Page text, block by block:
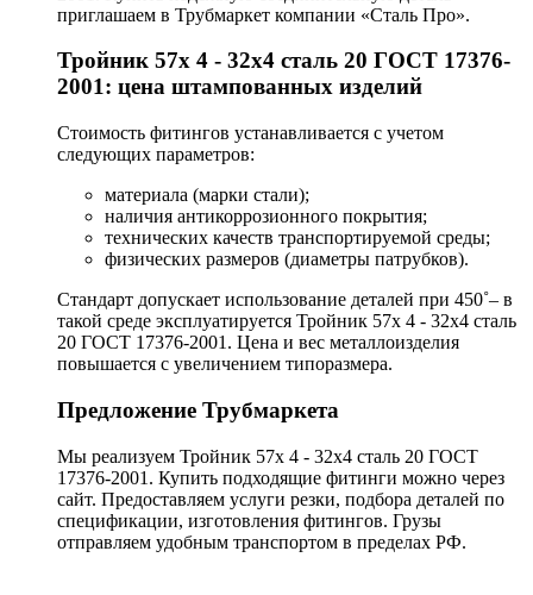
приглашаем в Трубмаркет компании «Сталь Про».
Тройник 57х 4 - 32х4 сталь 20 ГОСТ 17376-
2001: цена штампованных изделий
Стоимость фитингов устанавливается с учетом
следующих параметров:
материала (марки стали);
наличия антикоррозионного покрытия;
технических качеств транспортируемой среды;
физических размеров (диаметры патрубков).
Стандарт допускает использование деталей при 450˚– в
такой среде эксплуатируется Тройник 57х 4 - 32х4 сталь
20 ГОСТ 17376-2001. Цена и вес металлоизделия
повышается с увеличением типоразмера.
Предложение Трубмаркета
Мы реализуем Тройник 57х 4 - 32х4 сталь 20 ГОСТ
17376-2001. Купить подходящие фитинги можно через
сайт. Предоставляем услуги резки, подбора деталей по
спецификации, изготовления фитингов. Грузы
отправляем удобным транспортом в пределах РФ.